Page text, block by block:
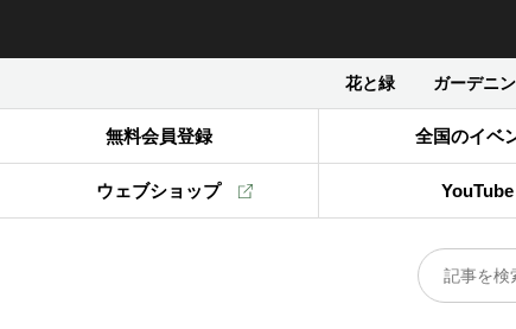
花と緑 ガーデニ
無料会員登録 全国のイベ
ウェブショップ YouTube